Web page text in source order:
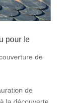
pour le
de
de